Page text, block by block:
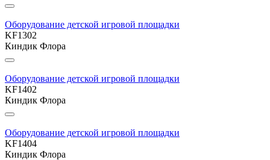
Оборудование детской игровой площадки
KF1302
Киндик Флора
Оборудование детской игровой площадки
KF1402
Киндик Флора
Оборудование детской игровой площадки
KF1404
Киндик Флора